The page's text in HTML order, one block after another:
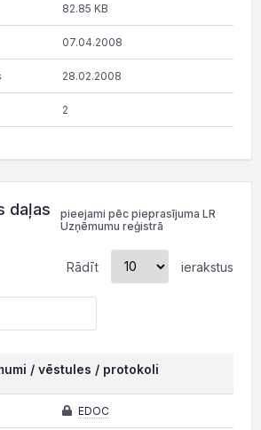
82.85 KB
07.04.2008
28.02.2008
2
daļas
pieejami pēc pieprasījuma LR
Uzņēmumu reģistrā
Rādīt ierakstus
/ vēstules / protokoli
EDOC